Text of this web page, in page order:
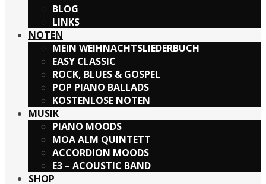
BLOG
LINKS
NOTEN
MEIN WEIHNACHTSLIEDERBUCH
EASY CLASSIC
ROCK, BLUES & GOSPEL
POP PIANO BALLADS
KOSTENLOSE NOTEN
MUSIK
PIANO MOODS
MOA ALM QUINTETT
ACCORDION MOODS
E3 – ACOUSTIC BAND
SHOP